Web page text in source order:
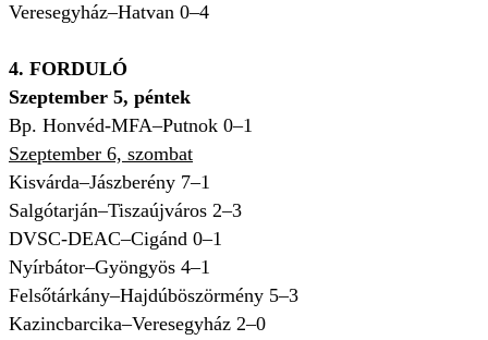
Veresegyház–Hatvan 0–4
4. FORDULÓ
Szeptember 5, péntek
Bp. Honvéd-MFA–Putnok 0–1
Szeptember 6, szombat
Kisvárda–Jászberény 7–1
Salgótarján–Tiszaújváros 2–3
DVSC-DEAC–Cigánd 0–1
Nyírbátor–Gyöngyös 4–1
Felsőtárkány–Hajdúböszörmény 5–3
Kazincbarcika–Veresegyház 2–0